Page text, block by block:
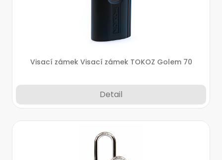
Visací zámek Visací zámek TOKOZ Golem 70
Detail